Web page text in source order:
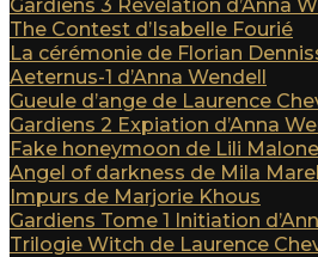
Gardiens 3 Révélation d’Anna
The Contest d’Isabelle Fourié
La cérémonie de Florian
Aeternus-1 d’Anna Wendell
Gueule d’ange de Laurence
Gardiens 2 Expiation d’Anna
Fake honeymoon de Lili Malone
Angel of darkness de Mila
Impurs de Marjorie Khous
Gardiens Tome 1 Initiation
Trilogie Witch de Laurence